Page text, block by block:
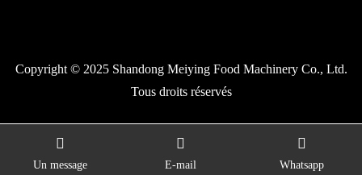
Copyright © 2025 Shandong Meiying Food Machinery Co., Ltd.
Tous droits réservés
Un message E-mail Whatsapp